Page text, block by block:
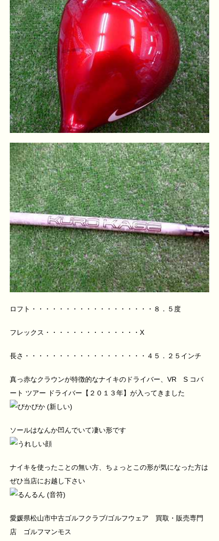
ロフト・・・・・・・・・・・・・・・・・・８．５度
フレックス・・・・・・・・・・・・・・X
長さ・・・・・・・・・・・・・・・・・・４５．２５インチ
真っ赤なクラウンが特徴的なナイキのドライバー、VR S コバ
ート ツアー ドライバー【２０１３年】が入ってきました
ソールはなんか凹んでいて凄い形です
ナイキを使ったことの無い方、ちょっとこの形が気になった方は
ぜひ当店にお越し下さい
愛媛県松山市中古ゴルフクラブ/ゴルフウェア 買取・販売専門
店 ゴルフマンモス